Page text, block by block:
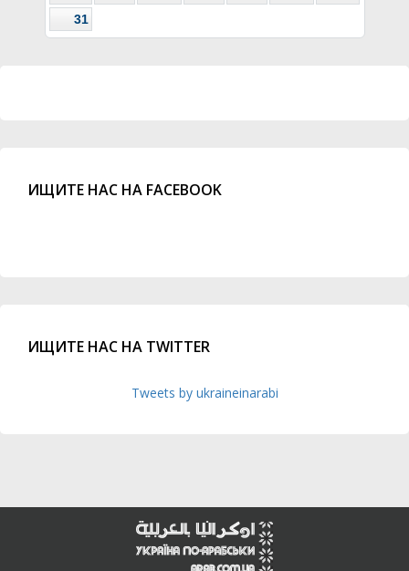
31
ИЩИТЕ НАС НА FACEBOOK
ИЩИТЕ НАС НА TWITTER
Tweets by ukraineinarabi